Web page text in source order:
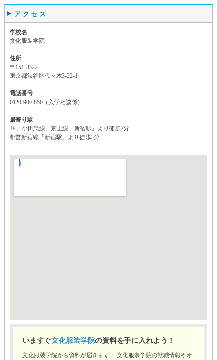
アクセス
学校名
文化服装学院
住所
〒151-8522
東京都渋谷区代々木3-22-1
電話番号
0120-900-850（入学相談係）
最寄り駅
JR、小田急線、京王線「新宿駅」より徒歩7分
都営新宿線「新宿駅」より徒歩3分
いますぐ文化服装学院の資料を手に入れよう！
文化服装学院から資料が届きます。 文化服装学院の就職情報やオ